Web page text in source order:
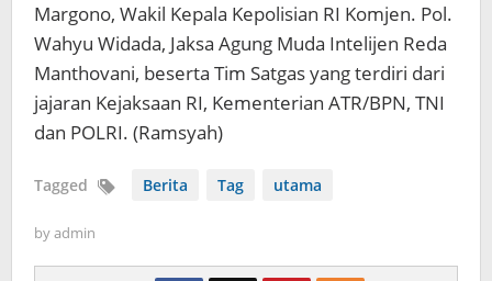
Margono, Wakil Kepala Kepolisian RI Komjen. Pol.
Wahyu Widada, Jaksa Agung Muda Intelijen Reda
Manthovani, beserta Tim Satgas yang terdiri dari
jajaran Kejaksaan RI, Kementerian ATR/BPN, TNI
dan POLRI. (Ramsyah)
Tagged Berita Tag utama
byadmin